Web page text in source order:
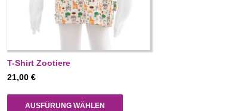
T-Shirt Zootiere
21,00 €
AUSFÜRUNG WÄHLEN